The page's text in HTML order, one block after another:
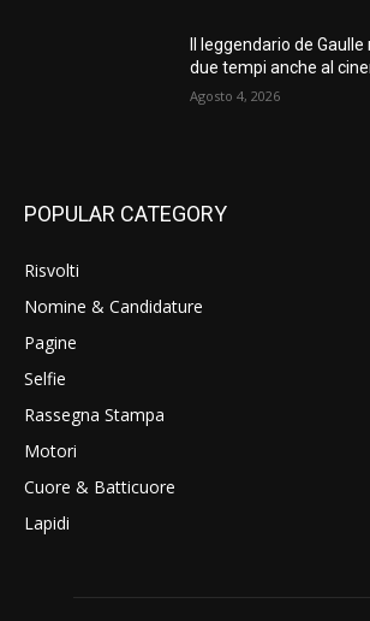
Il leggendario de
due tempi anche al
Agosto 4, 2026
POPULAR CATEGORY
Risvolti
Nomine & Candidature
Pagine
Selfie
Rassegna Stampa
Motori
Cuore & Batticuore
Lapidi